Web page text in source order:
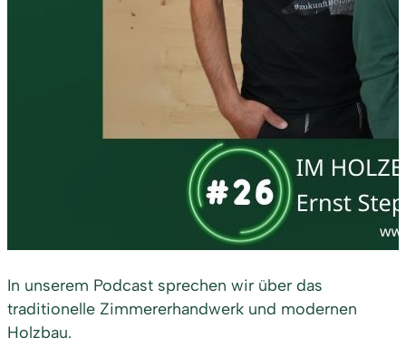
In unserem Podcast sprechen wir über das
traditionelle Zimmererhandwerk und modernen
Holzbau.